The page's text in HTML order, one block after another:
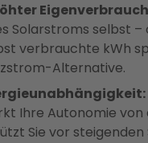
Solarstroms selbst –
verbrauchte kWh
Alternative.
Ihre Autonomie
Sie vor